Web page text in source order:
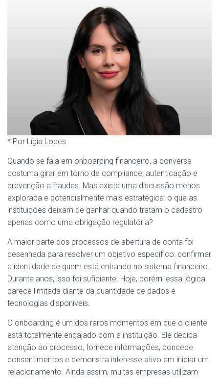
* Por Lígia Lopes
Quando se fala em onboarding financeiro, a conversa
costuma girar em torno de compliance, autenticação e
prevenção a fraudes. Mas existe uma discussão menos
explorada e potencialmente mais estratégica: o que as
instituições deixam de ganhar quando tratam o cadastro
apenas como uma obrigação regulatória?
A maior parte dos processos de abertura de conta foi
desenhada para resolver um objetivo específico: confirmar
a identidade de quem está entrando no sistema financeiro.
Durante anos, isso foi suficiente. Hoje, porém, essa lógica
parece limitada diante da quantidade de dados e
tecnologias disponíveis.
O onboarding é um dos raros momentos em que o cliente
está totalmente engajado com a instituição. Ele dedica
atenção ao processo, fornece informações, concede
consentimentos e demonstra interesse ativo em iniciar um
relacionamento. Ainda assim, muitas empresas utilizam